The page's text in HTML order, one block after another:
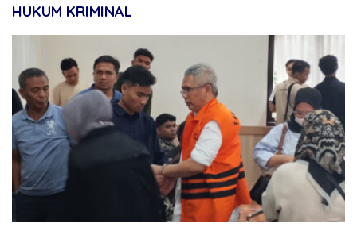
HUKUM KRIMINAL